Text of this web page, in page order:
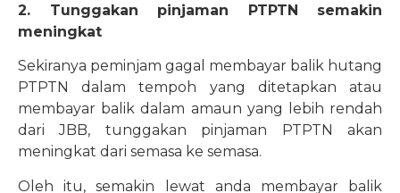
2. Tunggakan pinjaman PTPTN semakin
meningkat
Sekiranya peminjam gagal membayar balik hutang
PTPTN dalam tempoh yang ditetapkan atau
membayar balik dalam amaun yang lebih rendah
dari JBB, tunggakan pinjaman PTPTN akan
meningkat dari semasa ke semasa.
Oleh itu, semakin lewat anda membayar balik